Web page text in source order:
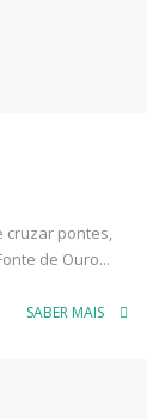
cruzar pontes,
de Ouro...
SABER MAIS